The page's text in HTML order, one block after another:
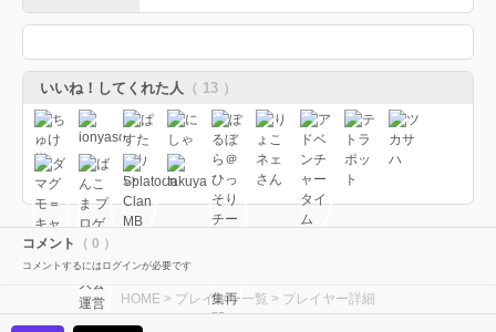
いいね！してくれた人 （ 13 ）
コメント （ 0 ）
コメントするにはログインが必要です
HOME > プレイヤー一覧 > プレイヤー詳細